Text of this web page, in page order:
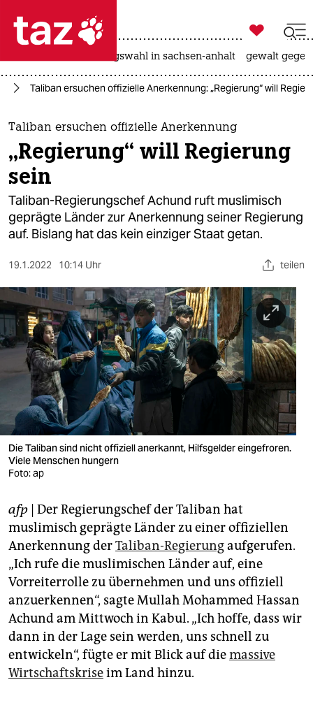
 taz zahl ich
taz zahl ich
themen
politik
öko
gesellschaft
sport
berlin
nord
wahrheit
verlag
verlag
veranstaltungen
fragen & hilfe
unterstützen
abo
genossenschaft
epaper login

taz zahl ich
landtagswahl in sachsen-anhalt gewalt
Taliban ersuchen offizielle Anerkennung: „Regierung“ will
Taliban ersuchen offizielle Anerkennung
„Regierung“ will Regierung
sein
Taliban-Regierungschef Achund ruft muslimisch
geprägte Länder zur Anerkennung seiner Regierung
auf. Bislang hat das kein einziger Staat getan.
19.1.2022 10:14 Uhr teilen
Die Taliban sind nicht offiziell anerkannt, Hilfsgelder eingefroren.
Viele Menschen hungern
Foto: ap
afp | Der Regierungschef der Taliban hat
muslimisch geprägte Länder zu einer offiziellen
Anerkennung derTaliban-Regierungaufgerufen.
„Ich rufe die muslimischen Länder auf, eine
Vorreiterrolle zu übernehmen und uns offiziell
anzuerkennen“, sagte Mullah Mohammed Hassan
Achund am Mittwoch in Kabul. „Ich hoffe, dass wir
dann in der Lage sein werden, uns schnell zu
entwickeln“, fügte er mit Blick auf diemassive
Wirtschaftskriseim Land hinzu.